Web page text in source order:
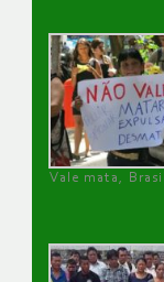
Vale mata, Brasil